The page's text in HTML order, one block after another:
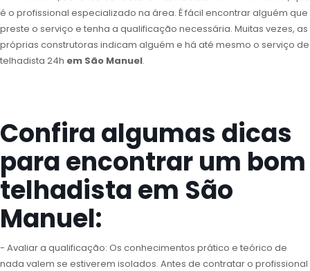
é o profissional especializado na área. É fácil encontrar alguém que
preste o serviço e tenha a qualificação necessária. Muitas vezes, as
próprias construtoras indicam alguém e há até mesmo o serviço de
telhadista 24h em São Manuel.
Confira algumas dicas
para encontrar um bom
telhadista em São
Manuel:
- Avaliar a qualificação: Os conhecimentos prático e teórico de
nada valem se estiverem isolados. Antes de contratar o profissional